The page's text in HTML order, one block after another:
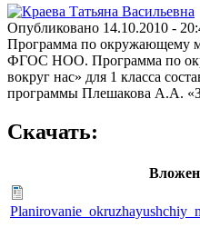
Опубликовано 14.10.2010 -
Программа по окружающему
ФГОС НОО. Программа по
вокруг нас» для 1 класса
программы Плешакова А.А.
Скачать: